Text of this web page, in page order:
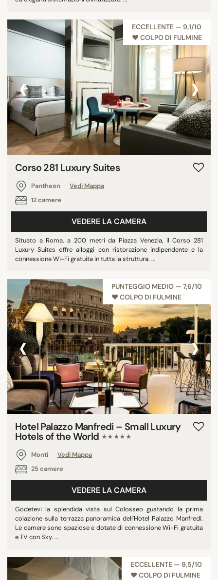
ECCELLENTE — 9,1/10
♥︎ COLPO DI FULMINE
‹ ›
Corso 281 Luxury Suites
Pantheon
Vedi Mappa
12 camere
VEDERE LA CAMERA
Situato a Roma, a 200 metri da Piazza Venezia, il Corso 281
Luxury Suites offre alloggi con ristorazione indipendente e la
connessione Wi-Fi gratuita in tutta la struttura. ...
PUNTEGGIO MEDIO — 7,6/10
♥︎ COLPO DI FULMINE
‹ ›
Hotel Palazzo Manfredi – Small Luxury
Hotels of the World ★★★★★
Monti
Vedi Mappa
25 camere
VEDERE LA CAMERA
Godetevi la splendida vista sul Colosseo gustando la prima
colazione sulla terrazza panoramica dell'Hotel Palazzo Manfredi.
Le camere sono spaziose e dotate di connessione Wi-Fi gratuita
e TV con Sky. ...
ECCELLENTE — 9,5/10
♥︎ COLPO DI FULMINE